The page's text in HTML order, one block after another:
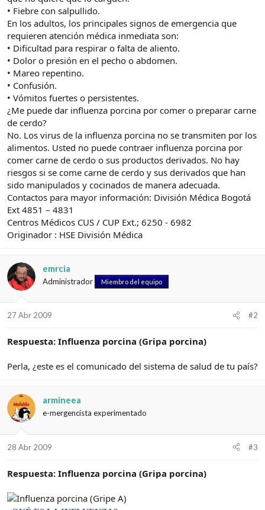
• Fiebre con salpullido.
En los adultos, los principales signos de emergencia que
requieren atención médica inmediata son:
• Dificultad para respirar o falta de aliento.
• Dolor o presión en el pecho o abdomen.
• Mareo repentino.
• Confusión.
• Vómitos fuertes o persistentes.
¿Me puede dar influenza porcina por comer o preparar carne
de cerdo?
No. Los virus de la influenza porcina no se transmiten por los
alimentos. Usted no puede contraer influenza porcina por
comer carne de cerdo o sus productos derivados. No hay
riesgos si se come carne de cerdo y sus derivados que han
sido manipulados y cocinados de manera adecuada.
Contactos para mayor información: División Médica Bogotá
Ext 4851 – 4831
Centros Médicos CUS / CUP Ext.; 6250 - 6982
Originador : HSE División Médica
emrcia
Administrador Miembro del equipo
27 Abr 2009 #2
Respuesta: Influenza porcina (Gripa porcina)
Perla, ¿este es el comunicado del sistema de salud de tu país?
armineea
e-mergencista experimentado
28 Abr 2009 #3
Respuesta: Influenza porcina (Gripa porcina)